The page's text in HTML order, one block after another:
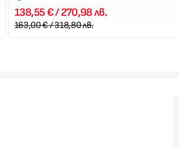
138,55 € / 270,98 лв.
163,00 € / 318,80 лв.